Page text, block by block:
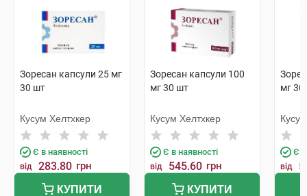
Зоресан капсули 25 мг
30 шт
Кусум Хелтхкер
Є в наявності
від 283.80 грн
КУПИТИ
Зоресан капсули 100
мг 30 шт
Кусум Хелтхкер
Є в наявності
від 545.60 грн
КУПИТИ
мг
Є в
від